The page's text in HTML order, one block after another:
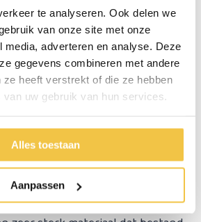
te analyseren. Ook delen we
van onze site met onze
media, adverteren en analyse. Deze
gegevens combineren met andere
ze heeft verstrekt of die ze hebben
uw gebruik van hun services.
Alles toestaan
Aanpassen
rollators
van koolstofvezel weegt een
het eenvoudiger de rollator te
en mee te nemen in